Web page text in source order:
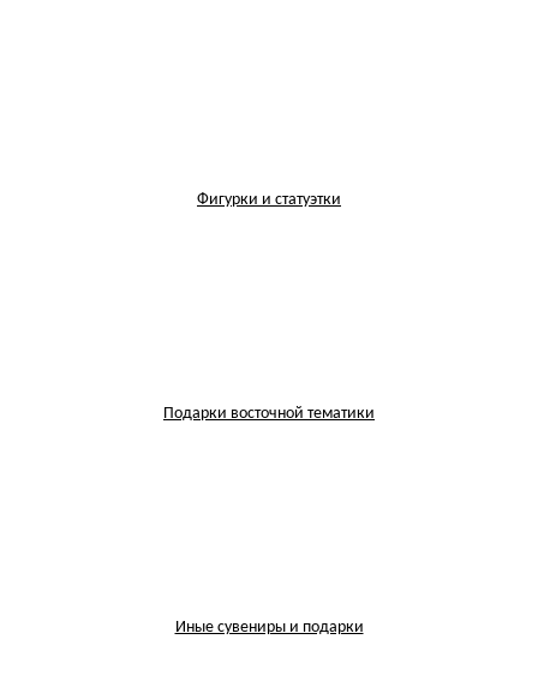
Фигурки и статуэтки
Подарки восточной тематики
Иные сувениры и подарки